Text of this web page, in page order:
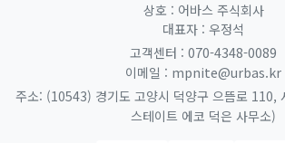
상호 : 어바스 주식회사
대표자 : 우정석
고객센터 : 070-4348-0089
이메일 : mpnite@urbas.kr
주소: (10543) 경기도 고양시 덕양구 으뜸로 110,
스테이트 에코 덕은 사무소)